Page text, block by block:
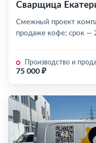
Сварщица
Смежный проект
продаже кофе; срок —
Производство и
75 000 ₽